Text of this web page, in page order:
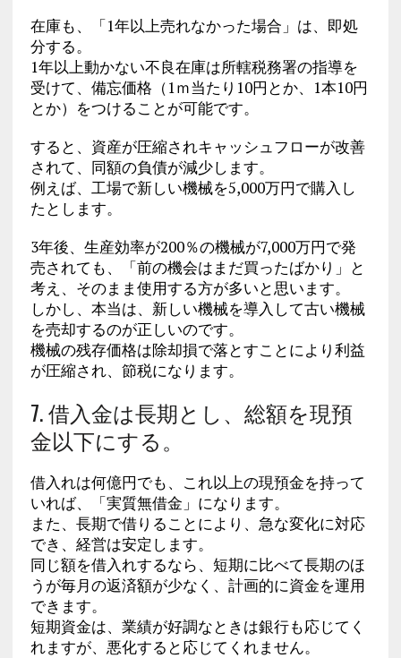
在庫も、「1年以上売れなかった場合」は、即処
分する。
1年以上動かない不良在庫は所轄税務署の指導を
受けて、備忘価格（1ｍ当たり10円とか、1本10円
とか）をつけることが可能です。
すると、資産が圧縮されキャッシュフローが改善
されて、同額の負債が減少します。
例えば、工場で新しい機械を5,000万円で購入し
たとします。
3年後、生産効率が200％の機械が7,000万円で発
売されても、「前の機会はまだ買ったばかり」と
考え、そのまま使用する方が多いと思います。
しかし、本当は、新しい機械を導入して古い機械
を売却するのが正しいのです。
機械の残存価格は除却損で落とすことにより利益
が圧縮され、節税になります。
7. 借入金は長期とし、総額を現預
金以下にする。
借入れは何億円でも、これ以上の現預金を持って
いれば、「実質無借金」になります。
また、長期で借りることにより、急な変化に対応
でき、経営は安定します。
同じ額を借入れするなら、短期に比べて長期のほ
うが毎月の返済額が少なく、計画的に資金を運用
できます。
短期資金は、業績が好調なときは銀行も応じてく
れますが、悪化すると応じてくれません。